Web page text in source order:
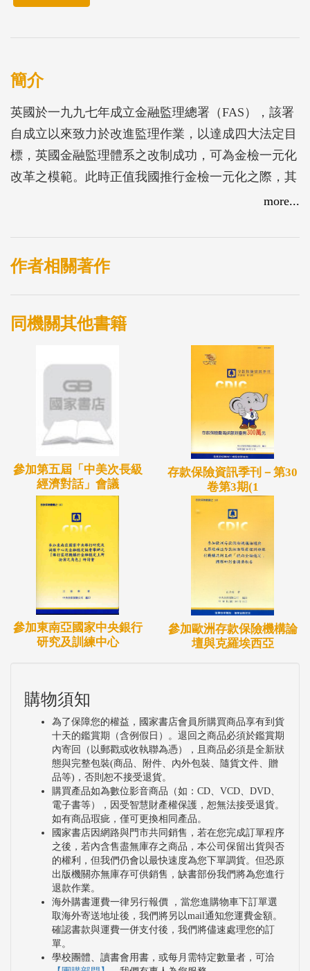
簡介
英國於一九九七年成立金融監理總署（FAS），該署
自成立以來致力於改進監理作業，以達成四大法定目
標，英國金融監理體系之改制成功，可為金檢一元化
改革之模範。此時正值我國推行金檢一元化之際，其
more...
作者相關著作
同機關其他書籍
參加第五屆「中美次長級
經濟對話」會議
存款保險資訊季刊－第30
卷第3期(1
參加東南亞國家中央銀行
研究及訓練中心
參加歐洲存款保險機構論
壇與克羅埃西亞
購物須知
為了保障您的權益，國家書店會員所購買商品享有到貨
十天的鑑賞期（含例假日）。退回之商品必須於鑑賞期
內寄回（以郵戳或收執聯為憑），且商品必須是全新狀
態與完整包裝(商品、附件、內外包裝、隨貨文件、贈
品等)，否則恕不接受退貨。
購買產品如為數位影音商品（如：CD、VCD、DVD、
電子書等），因受智慧財產權保護，恕無法接受退貨。
如有商品瑕疵，僅可更換相同產品。
國家書店因網路與門市共同銷售，若在您完成訂單程序
之後，若內含售盡無庫存之商品，本公司保留出貨與否
的權利，但我們仍會以最快速度為您下單調貨。但恐原
出版機關亦無庫存可供銷售，缺書部份我們將為您進行
退款作業。
海外購書運費一律另行報價 ，當您進購物車下訂單選
取海外寄送地址後，我們將另以mail通知您運費金額。
確認書款與運費一併支付後，我們將儘速處理您的訂
單。
學校團體、讀書會用書，或每月需特定數量者，可洽